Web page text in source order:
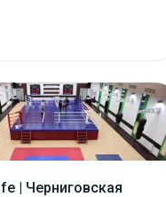
| Черниговская